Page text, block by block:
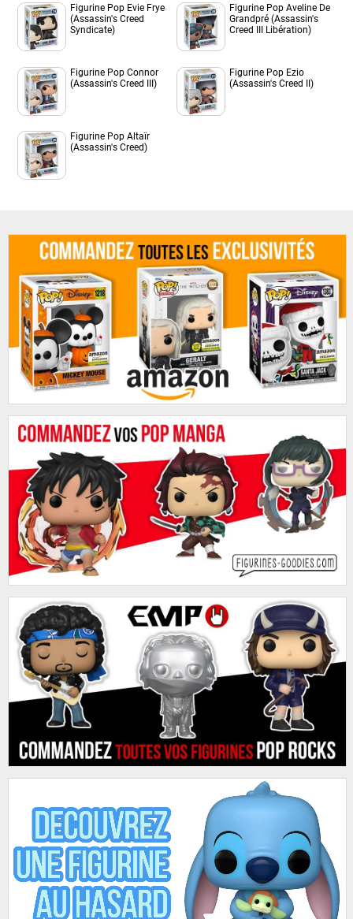
Figurine Pop Evie Frye
(Assassin's Creed
Syndicate)
Figurine Pop Aveline De
Grandpré (Assassin's
Creed III Libération)
Figurine Pop Connor
(Assassin's Creed III)
Figurine Pop Ezio
(Assassin's Creed II)
Figurine Pop Altaïr
(Assassin's Creed)